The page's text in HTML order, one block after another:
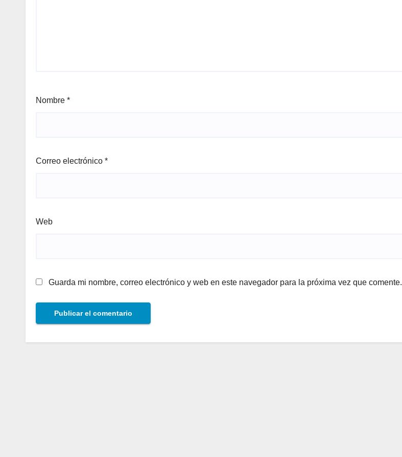
Nombre *
Correo electrónico *
Web
Guarda mi nombre, correo electrónico y web en este navegador para la próxima vez que comente.